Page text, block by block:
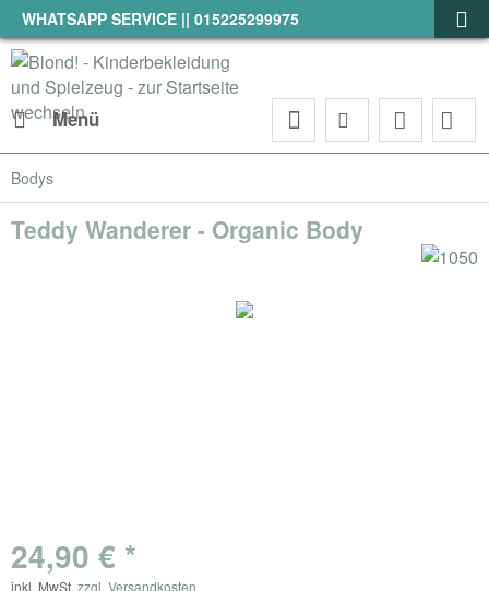
WHATSAPP SERVICE || 015225299975
Menü
Bodys
Teddy Wanderer - Organic Body
24,90 € *
inkl. MwSt. zzgl. Versandkosten